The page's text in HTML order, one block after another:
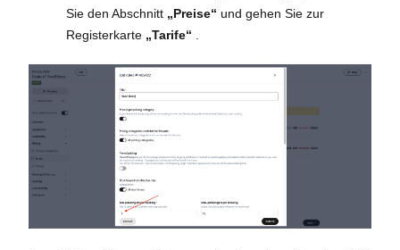
Sie den Abschnitt „Preise“ und gehen Sie zur
Registerkarte „Tarife“